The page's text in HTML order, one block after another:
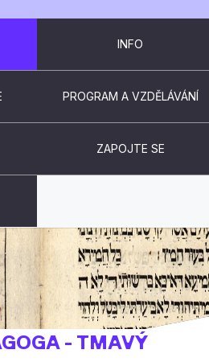
INFO
PROGRAM A VZDĚLÁVÁNÍ
ZAPOJTE SE
-
- TMAVÝ